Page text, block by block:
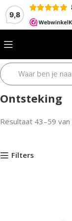
9,8
Home Elektrisch
Ontsteking
Resultaat 43–59
Filters